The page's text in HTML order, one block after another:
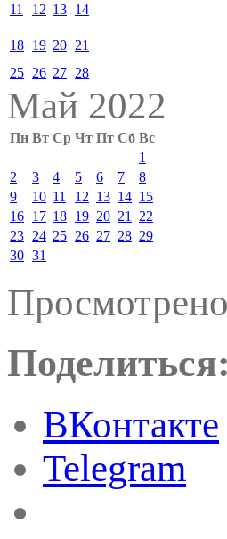
11 12 13 14
18 19 20 21
25 26 27 28
Май 2022
Пн Вт Ср Чт Пт Сб Вс
1
2
3 4 5 6 7
8
9
10 11 12 13 14 15
16 17 18 19 20 21
22
23 24 25 26 27 28 29
30 31
Поделиться:
ВКонтакте
Telegram